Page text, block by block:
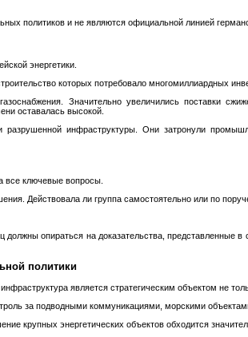
политиков и не являются официальной линией
энергетики.
которых потребовало многомиллиардных
Значительно увеличились поставки
оставалась высокой.
инфраструктуры. Они затронули
все ключевые вопросы.
Действовала ли группа самостоятельно или по
опираться на доказательства, представленные в
политики
является стратегическим объектом не
за подводными коммуникациями, морскими
крупных энергетических объектов обходится